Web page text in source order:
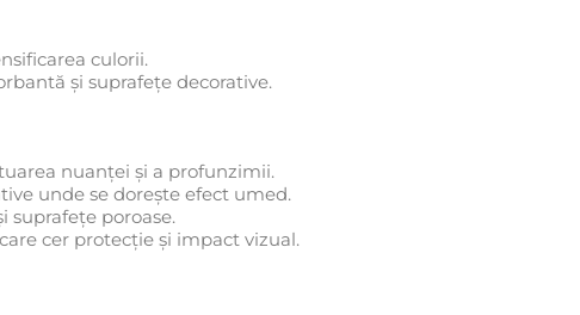
culorii.
și suprafețe decorative.
nuanței și a profunzimii.
unde se dorește efect umed.
suprafețe poroase.
cer protecție și impact vizual.